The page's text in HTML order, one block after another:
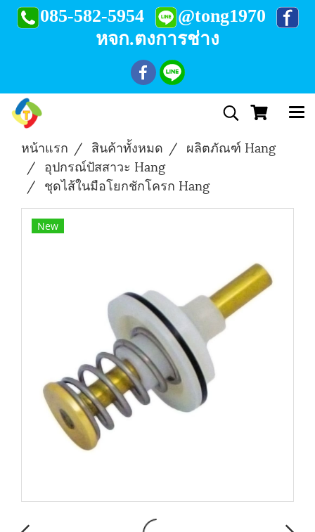
085-582-5954
@tong1970
หจก.ตงการช่าง
หน้าแรก สินค้าทั้งหมด
ผลิตภัณฑ์ Hang
อุปกรณ์ปัสสาวะ Hang
ชุดไส้ในมือโยกชักโครก Hang
New